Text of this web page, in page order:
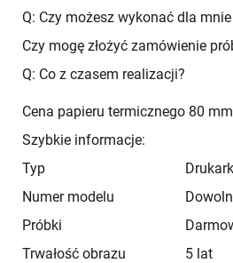
Q: Czy możesz wykonać dla
Czy mogę złożyć zamówienie
Q: Co z czasem realizacji?
Cena papieru termicznego 80
Szybkie informacje:
Typ
Numer modelu
Próbki
Trwałość obrazu
5 lat